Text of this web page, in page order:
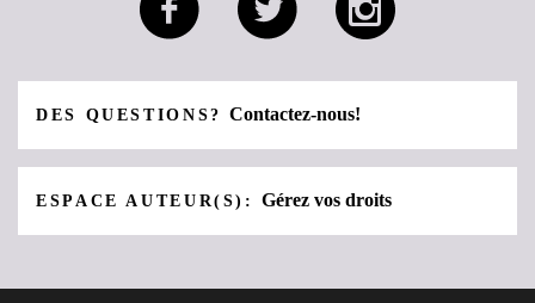
DES QUESTIONS?Contactez-nous!
ESPACE AUTEUR(S):Gérez vos droits